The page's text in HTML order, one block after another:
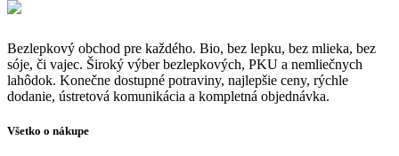
Bezlepkový obchod pre každého. Bio, bez lepku, bez mlieka, bez
sóje, či vajec. Široký výber bezlepkových, PKU a nemliečnych
lahôdok. Konečne dostupné potraviny, najlepšie ceny, rýchle
dodanie, ústretová komunikácia a kompletná objednávka.
Všetko o nákupe